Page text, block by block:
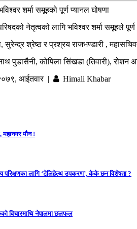
नेतृत्वको लागि भविश्वर शर्मा समूहले
सुरेन्द्र श्रेष्ठ र प्रश्रय राजभण्डारी ,
पुडासैनी, कोपिला सिंखडा (तिवारी), रोशन
आईतवार | Himali Khabar
महानगर मौन !
परिक्षणका लागि ‘टेलिहेल्थ उपकरण’, केके छन विशेषता ?
विचारमाथि नेपालमा छलफल